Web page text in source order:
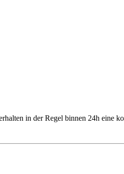
in der Regel binnen 24h eine